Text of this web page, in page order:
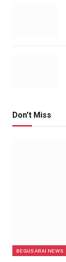
Don't Miss
BEGUSARAI NEWS